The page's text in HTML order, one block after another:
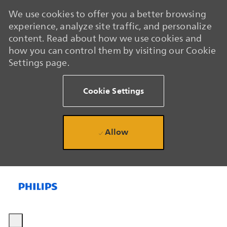
We use cookies to offer you a better browsing
experience, analyze site traffic, and personalize
content. Read about how we use cookies and
how you can control them by visiting our Cookie
Settings page.
Cookie Settings
Allow